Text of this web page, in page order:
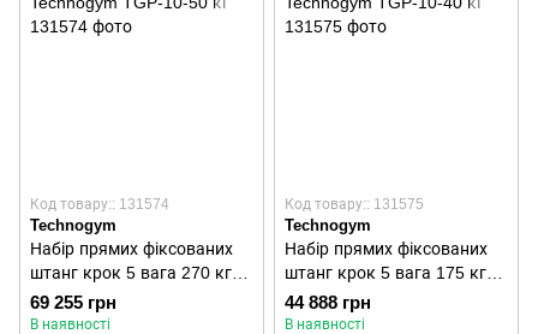
Код товару:: 131574
Technogym
Набір прямих фіксованих
штанг крок 5 вага 270 кг
Technogym TGP-10-50 кг
69 255 грн
В наявності
Код товару:: 131575
Technogym
Набір прямих фіксованих
штанг крок 5 вага 175 кг
Technogym TGP-10-40 кг
44 888 грн
В наявності